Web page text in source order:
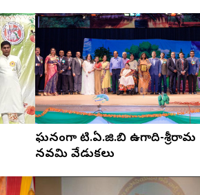
ఘనంగా టి.ఏ.జి.బి ఉగాది-శ్రీరామ
నవమి వేడుకలు